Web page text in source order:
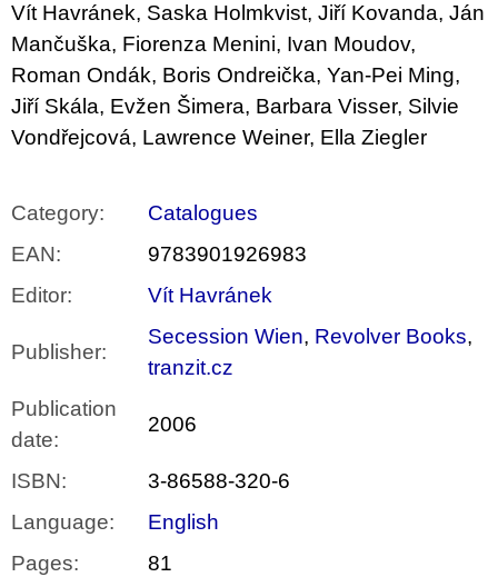
Vít Havránek, Saska Holmkvist, Jiří Kovanda, Ján
Mančuška, Fiorenza Menini, Ivan Moudov,
Roman Ondák, Boris Ondreička, Yan-Pei Ming,
Jiří Skála, Evžen Šimera, Barbara Visser, Silvie
Vondřejcová, Lawrence Weiner, Ella Ziegler
Category:
Catalogues
EAN:
9783901926983
Editor: Vít Havránek
Publisher:
Secession Wien, Revolver Books,
tranzit.cz
Publication
date:
2006
ISBN:
3-86588-320-6
Language:
English
Pages:
81